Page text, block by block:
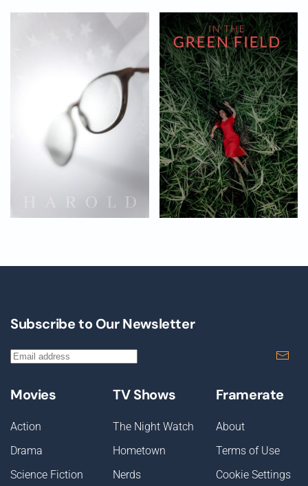
Subscribe to Our Newsletter
Movies
Action
Drama
Science Fiction
TV Shows
The Night Watch
Hometown
Nerds
Framerate
About
Terms of Use
Cookie Settings